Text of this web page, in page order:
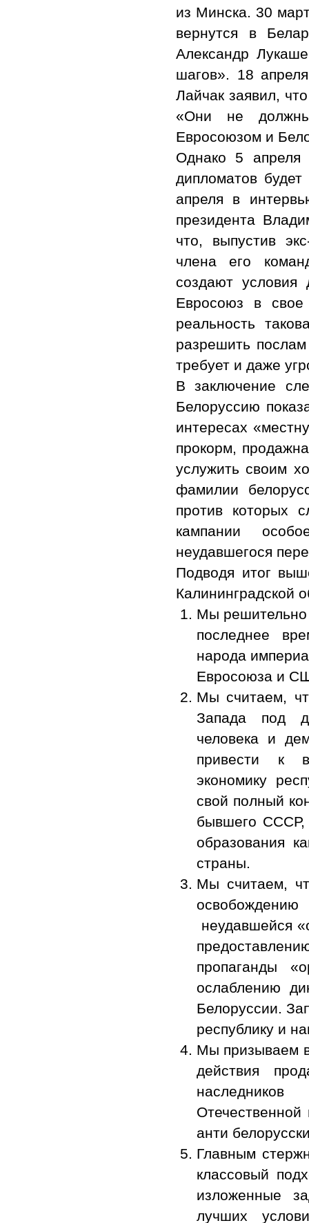
из Минска. 30
вернутся в
Александр
шагов». 18
Лайчак заявил,
«Они не
Евросоюзом и
Однако 5 апреля
дипломатов
апреля в
президента
что, выпустив
члена его
создают
Евросоюз в
реальность
разрешить
требует и даже
В заключение
Белоруссию
интересах
прокорм,
услужить своим
фамилии
против которых
кампании
неудавшегося
Подводя итог
Калининградской
Мы решительно
последнее
народа
Евросоюза и
Мы считаем,
Запада под
человека и
привести к
экономику
свой полный
бывшего СССР,
образования
страны.
Мы считаем,
неудавшейся
пропаганды
ослаблению
Белоруссии.
республику и
Мы призываем
действия
Отечественной
анти
Главным
классовый
изложенные
лучших